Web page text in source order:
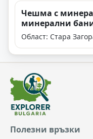
Чешма с
минерални
Област: Стара
Полезни връзки